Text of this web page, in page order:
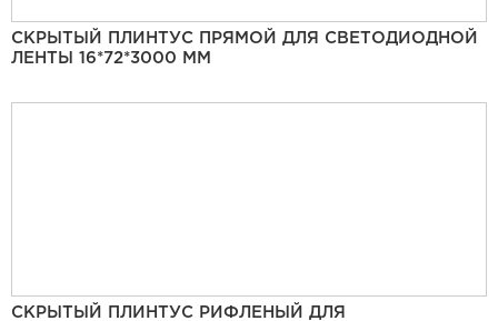
СКРЫТЫЙ ПЛИНТУС ПРЯМОЙ ДЛЯ СВЕТОДИОДНОЙ
ЛЕНТЫ 16*72*3000 ММ
СКРЫТЫЙ ПЛИНТУС РИФЛЕНЫЙ ДЛЯ